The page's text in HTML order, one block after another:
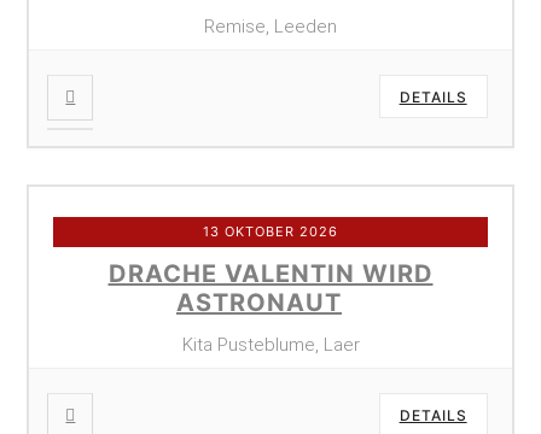
Remise, Leeden
DETAILS
13 OKTOBER 2026
DRACHE VALENTIN WIRD
ASTRONAUT
Kita Pusteblume, Laer
DETAILS